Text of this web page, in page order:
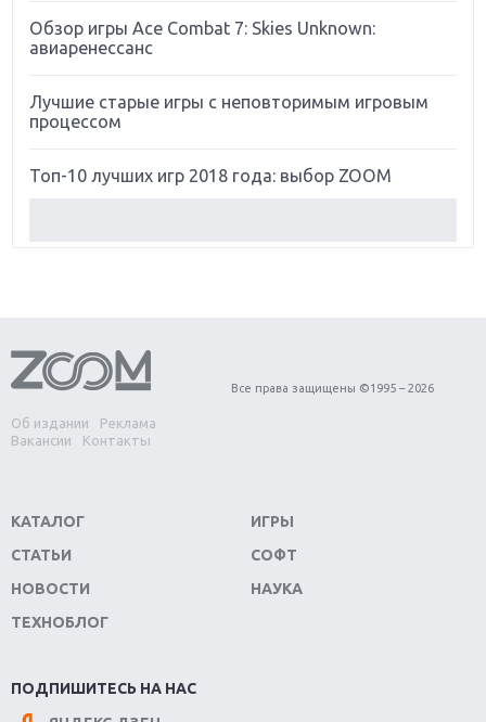
Обзор игры Ace Combat 7: Skies Unknown:
авиаренессанс
Лучшие старые игры с неповторимым игровым
процессом
Топ-10 лучших игр 2018 года: выбор ZOOM
Обзор игры Forza Horizon 4: вершина эволюции
Две важных новинки для консолей: Spider-Man и
Divinity Original Sin 2
Switch
Обзор игры The Crew 2: покорение Америки
Важнейшие анонсы E3 2018
Крупнейшие релизы мая: Nintendo, Microsoft и
Об издании
Реклама
Вакансии
Контакты
Все права защищены ©1995 – 2026
КАТАЛОГ
СТАТЬИ
НОВОСТИ
ТЕХНОБЛОГ
ИГРЫ
СОФТ
НАУКА
ПОДПИШИТЕСЬ НА НАС